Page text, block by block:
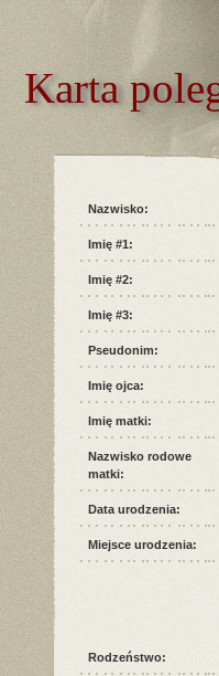
Karta
Nazwisko:
Imię #1:
Imię #2:
Imię #3:
Pseudonim:
Imię ojca:
Imię matki:
Nazwisko rodowe
matki:
Data urodzenia:
Miejsce urodzenia:
Rodzeństwo: